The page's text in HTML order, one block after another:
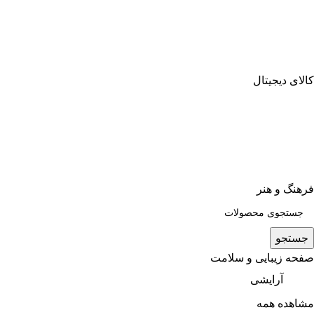
کالای دیجیتال
فرهنگ و هنر
جستجو
صفحه زیبایی و سلامت
آرایشی
مشاهده همه